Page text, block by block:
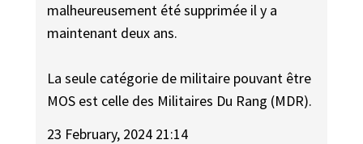
malheureusement été supprimée il y a
maintenant deux ans.
La seule catégorie de militaire pouvant être
MOS est celle des Militaires Du Rang (MDR).
23 February, 2024 21:14